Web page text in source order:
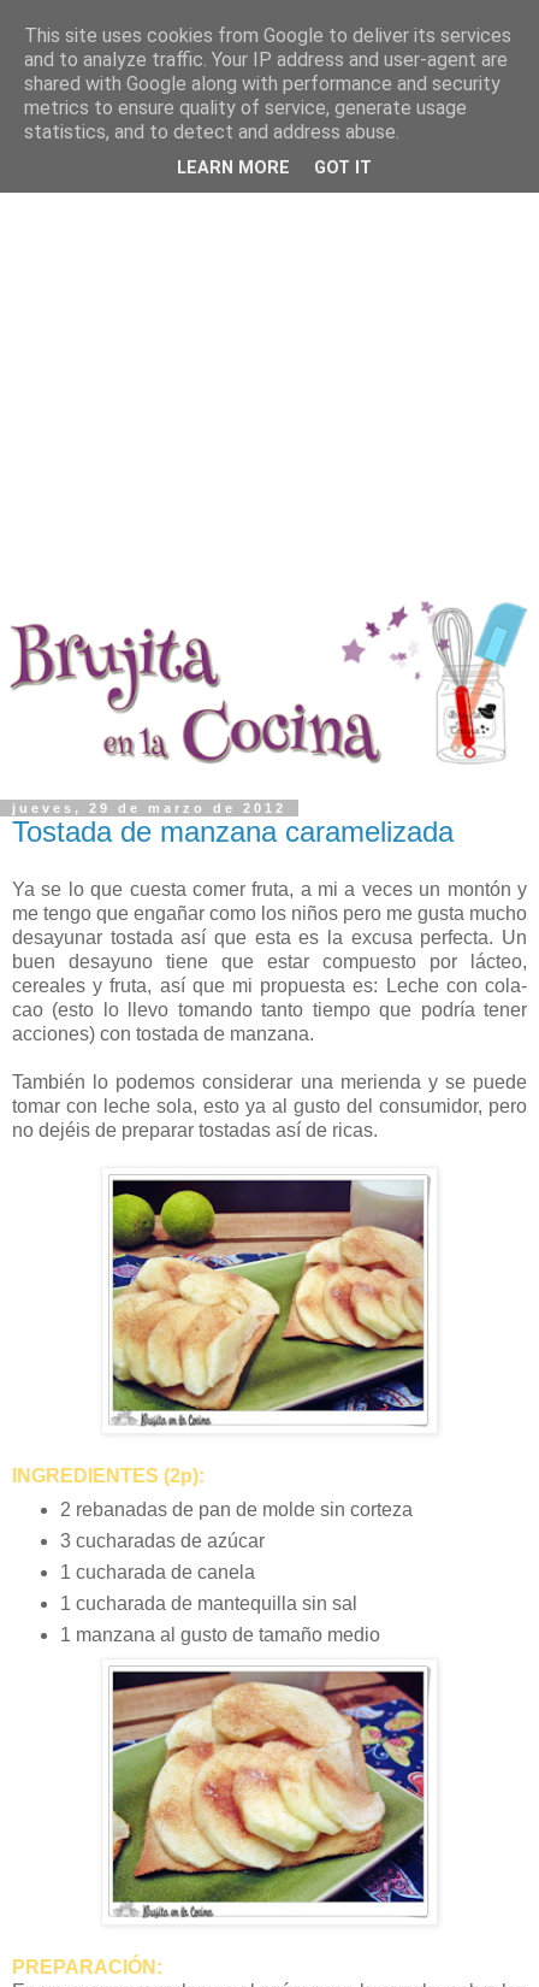
jueves, 29 de marzo de 2012
Tostada de manzana caramelizada
Ya se lo que cuesta comer fruta, a mi a veces un montón y
me tengo que engañar como los niños pero me gusta mucho
desayunar tostada así que esta es la excusa perfecta. Un
buen desayuno tiene que estar compuesto por lácteo,
cereales y fruta, así que mi propuesta es: Leche con cola-
cao (esto lo llevo tomando tanto tiempo que podría tener
acciones) con tostada de manzana.
También lo podemos considerar una merienda y se puede
tomar con leche sola, esto ya al gusto del consumidor, pero
no dejéis de preparar tostadas así de ricas.
INGREDIENTES (2p):
2 rebanadas de pan de molde sin corteza
3 cucharadas de azúcar
1 cucharada de canela
1 cucharada de mantequilla sin sal
1 manzana al gusto de tamaño medio
PREPARACIÓN:
This site uses cookies from Google to deliver its services
and to analyze traffic. Your IP address and user-agent are
shared with Google along with performance and security
metrics to ensure quality of service, generate usage
statistics, and to detect and address abuse.
LEARN MORE GOT IT